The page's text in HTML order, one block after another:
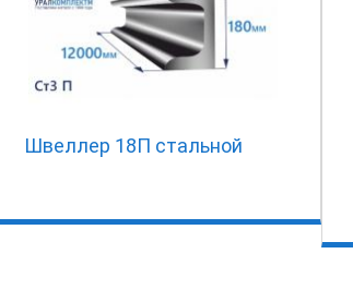
Швеллер 18П стальной